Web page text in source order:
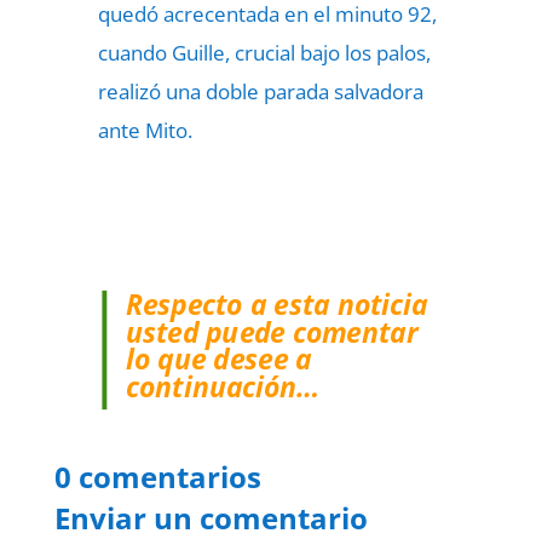
quedó acrecentada en el minuto 92,
cuando Guille, crucial bajo los palos,
realizó una doble parada salvadora
ante Mito.
Respecto a esta noticia
usted puede comentar
lo que desee a
continuación…
0 comentarios
Enviar un comentario